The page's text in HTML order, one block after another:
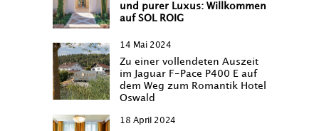
und purer Luxus: Willkommen
auf SOL ROIG
14 Mai 2024
Zu einer vollendeten Auszeit
im Jaguar F-Pace P400 E auf
dem Weg zum Romantik Hotel
Oswald
18 April 2024